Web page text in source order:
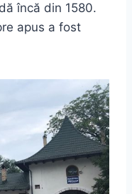
încă din 1580.
apus a fost